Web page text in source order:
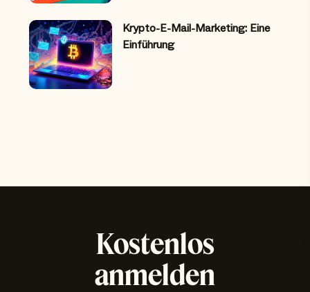
Krypto-E-Mail-Marketing: Eine
Einführung
Kostenlos
anmelden